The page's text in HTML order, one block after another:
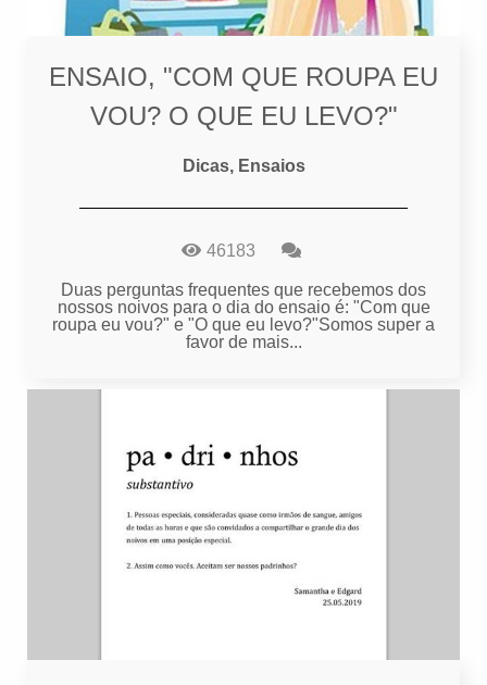
ENSAIO, "COM QUE ROUPA EU
VOU? O QUE EU LEVO?"
Dicas, Ensaios
46183
Duas perguntas frequentes que recebemos dos
nossos noivos para o dia do ensaio é: "Com que
roupa eu vou?" e "O que eu levo?"Somos super a
favor de mais...